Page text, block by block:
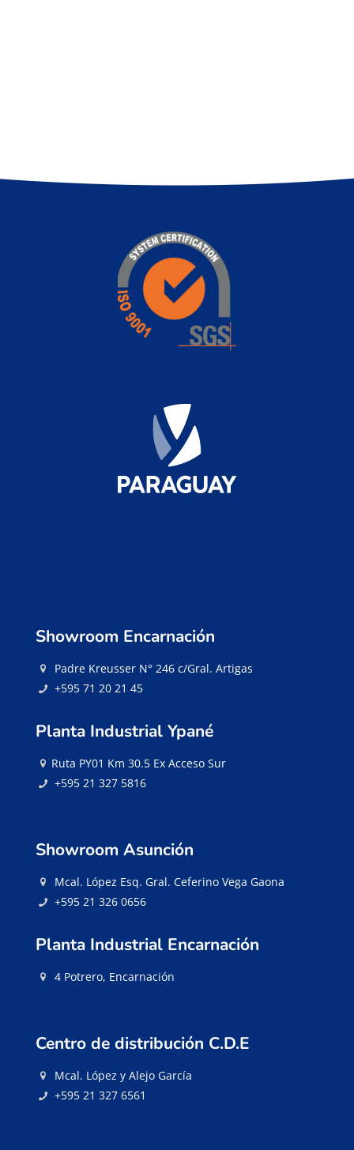
Showroom Encarnación
Padre Kreusser N° 246 c/Gral. Artigas
+595 71 20 21 45
Planta Industrial Ypané
Ruta PY01 Km 30.5 Ex Acceso Sur
+595 21 327 5816
Showroom Asunción
Mcal. López Esq. Gral. Ceferino Vega Gaona
+595 21 326 0656
Planta Industrial Encarnación
4 Potrero, Encarnación
Centro de distribución C.D.E
Mcal. López y Alejo García
+595 21 327 6561